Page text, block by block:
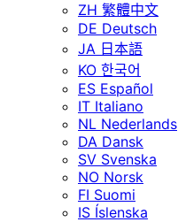
ZH 繁體中文
DE Deutsch
JA 日本語
KO 한국어
ES Español
IT Italiano
NL Nederlands
DA Dansk
SV Svenska
NO Norsk
FI Suomi
IS Íslenska